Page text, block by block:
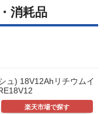
消耗品
ュ) 18V12Ahリチウムイ
楽天市場で探す